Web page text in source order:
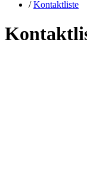
/ Kontaktliste